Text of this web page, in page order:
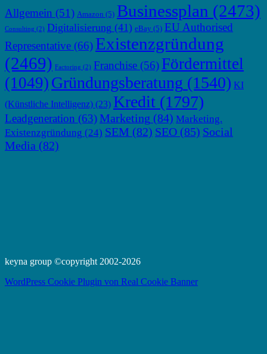
Allgemein (51) Amazon (5) Businessplan (2473)
Consulting (2) Digitalisierung (41) eBay (5) EU Authorised
Representative (66) Existenzgründung
(2469) Factoring (2) Franchise (56) Fördermittel
(1049) Gründungsberatung (1540) KI
(Künstliche Intelligenz) (23) Kredit (1797)
Leadgeneration (63)Marketing (84) Marketing.
Existenzgründung (24) SEM (82) SEO (85) Social
Media (82)
keyna group ©copyright 2002-2026
WordPress Cookie Plugin von Real Cookie Banner